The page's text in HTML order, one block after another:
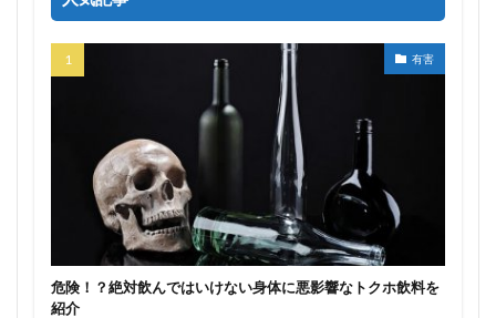
有害
危険！？絶対飲んではいけない身体に悪影響なトクホ飲料を
紹介